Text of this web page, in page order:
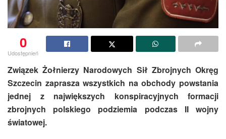
0
Udostępnień
Związek Żołnierzy Narodowych Sił Zbrojnych Okręg
Szczecin zaprasza wszystkich na obchody powstania
jednej z największych konspiracyjnych formacji
zbrojnych polskiego podziemia podczas II wojny
światowej.